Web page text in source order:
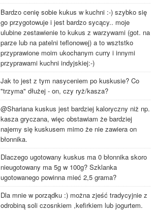
Bardzo cenię sobie kukus w kuchni :-) szybko się
go przygotowuje i jest bardzo sycący.. moje
ulubine zestawienie to kukus z warzywami (got. na
parze lub na patelni teflonowej) a to wsztstko
przyprawione moim ukochanym curry i innymi
przyprawami kuchni indyjskiej:-)
Jak to jest z tym nasyceniem po kuskusie? Co
"trzyma" dłużej - on, czy ryż/kasza?
@Shariana kuskus jest bardziej kaloryczny niż np.
kasza gryczana, więc obstawiam że bardziej
najemy się kuskusem mimo że nie zawiera on
błonnika.
Dlaczego ugotowany kuskus ma 0 błonnika skoro
nieugotowany ma 5g w 100g? Szklanka
ugotowanego powinna mieć 2,5 grama?
Dla mnie w porządku :) można zjeść tradycyjnie z
odrobiną soli czosnkiem ,kefirkiem lub jogurtem.